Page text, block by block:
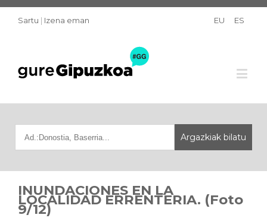
Sartu | Izena eman EU ES
INUNDACIONES EN LA
LOCALIDAD ERRENTERIA. (Foto
9/12)